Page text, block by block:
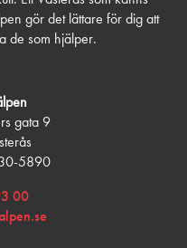
gör det lättare för dig att
de som hjälper.
gata 9
5890
00